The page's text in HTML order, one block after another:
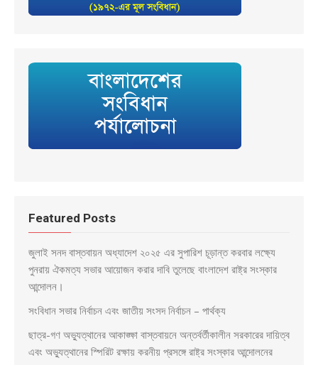
Featured Posts
জুলাই সনদ বাস্তবায়ন অধ্যাদেশ ২০২৫ এর সুপারিশ চূড়ান্ত করবার লক্ষ্যে
পুনরায় ঐকমত্য সভার আয়োজন করার দাবি তুলেছে বাংলাদেশ রাষ্ট্র সংস্কার
আন্দোলন।
সংবিধান সভার নির্বাচন এবং জাতীয় সংসদ নির্বাচন – পার্থক্য
ছাত্র-গণ অভ্যুত্থানের আকাঙ্ক্ষা বাস্তবায়নে অন্তর্বর্তীকালীন সরকারের দায়িত্ব
এবং অভ্যুত্থানের স্পিরিট রক্ষায় করনীয় প্রসঙ্গে রাষ্ট্র সংস্কার আন্দোলনের